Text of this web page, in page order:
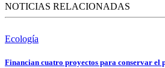
NOTICIAS RELACIONADAS
Ecología
Financian cuatro proyectos para conservar el